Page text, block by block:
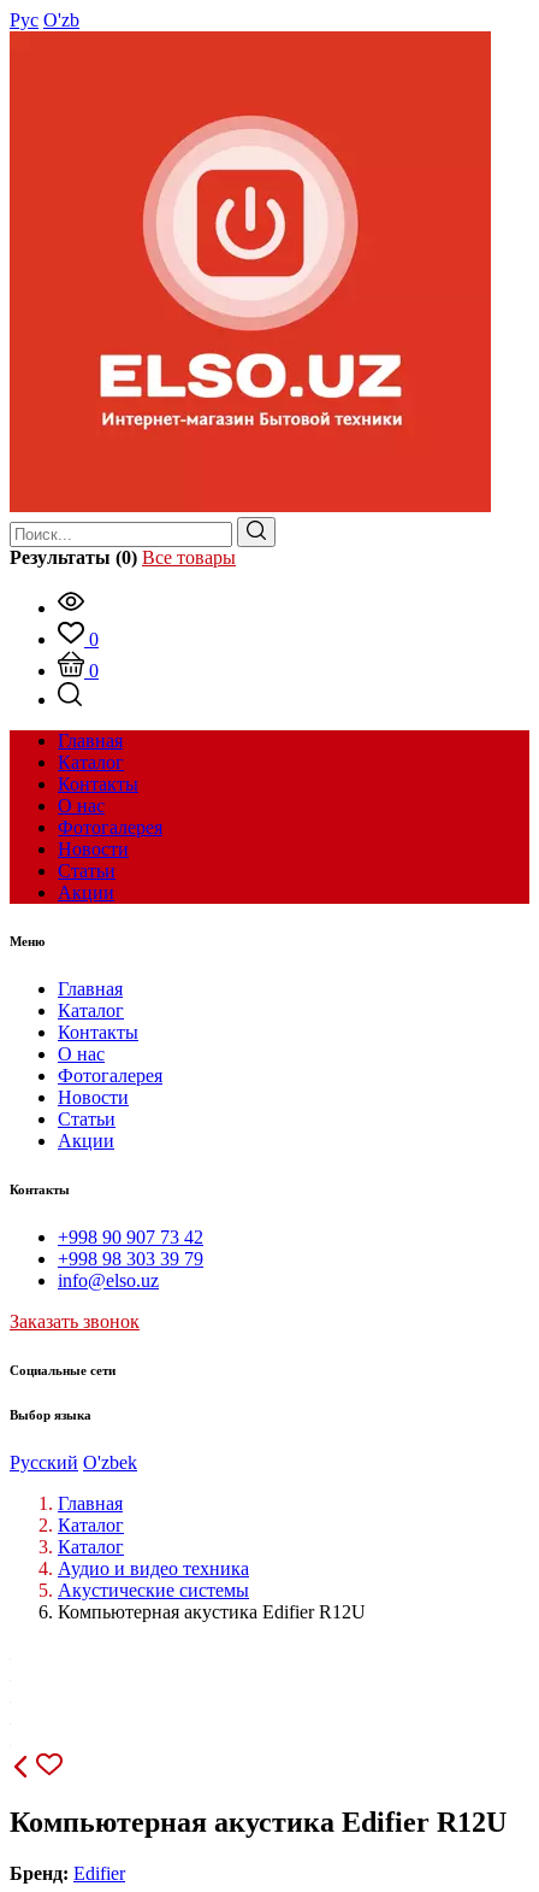
Рус O'zb
Результаты (0) Все товары
0
0
Главная
Каталог
Контакты
О нас
Фотогалерея
Новости
Статьи
Акции
Меню
Главная
Каталог
Контакты
О нас
Фотогалерея
Новости
Статьи
Акции
Контакты
+998 90 907 73 42
+998 98 303 39 79
info@elso.uz
Заказать звонок
Социальные сети
Выбор языка
Русский O'zbek
Главная
Каталог
Каталог
Аудио и видео техника
Акустические системы
Компьютерная акустика Edifier R12U
Компьютерная акустика Edifier R12U
Бренд: Edifier